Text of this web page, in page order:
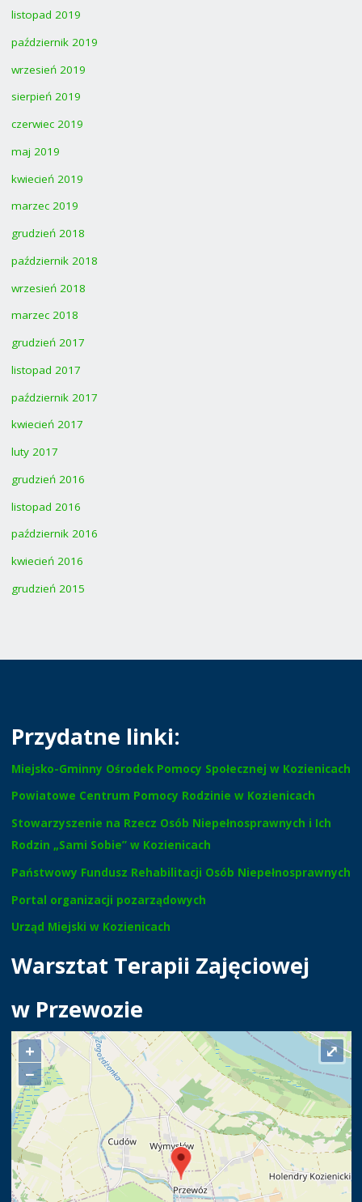
listopad 2019
październik 2019
wrzesień 2019
sierpień 2019
czerwiec 2019
maj 2019
kwiecień 2019
marzec 2019
grudzień 2018
październik 2018
wrzesień 2018
marzec 2018
grudzień 2017
listopad 2017
październik 2017
kwiecień 2017
luty 2017
grudzień 2016
listopad 2016
październik 2016
kwiecień 2016
grudzień 2015
Przydatne linki:
Miejsko-Gminny Ośrodek Pomocy Społecznej w Kozienicach
Powiatowe Centrum Pomocy Rodzinie w Kozienicach
Stowarzyszenie na Rzecz Osób Niepełnosprawnych i Ich
Rodzin „Sami Sobie” w Kozienicach
Państwowy Fundusz Rehabilitacji Osób Niepełnosprawnych
Portal organizacji pozarządowych
Urząd Miejski w Kozienicach
Warsztat Terapii Zajęciowej
w Przewozie
+
−
⤢